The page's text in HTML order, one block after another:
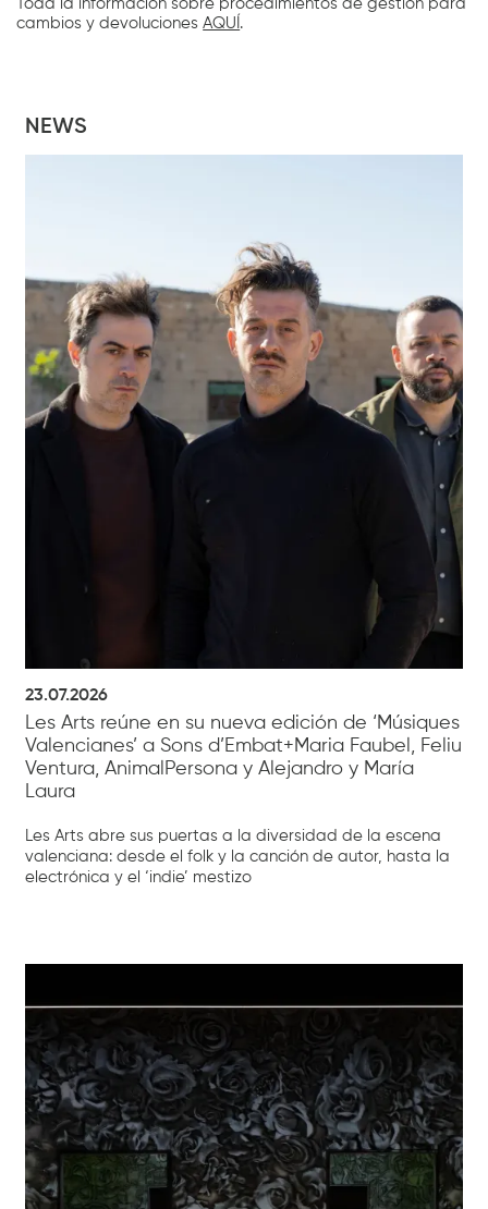
Toda la información sobre procedimientos de gestión para
cambios y devolucionesAQUÍ .
NEWS
23.07.2026
Les Arts reúne en su nueva edición de ‘Músiques
Valencianes’ a Sons d’Embat+Maria Faubel, Feliu
Ventura, AnimalPersona y Alejandro y María
Laura
Les Arts abre sus puertas a la diversidad de la escena
valenciana: desde el folk y la canción de autor, hasta la
electrónica y el ‘indie’ mestizo